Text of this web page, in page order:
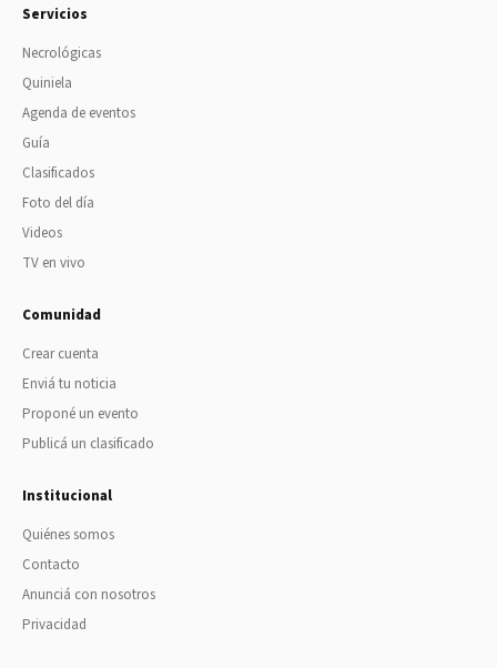
Servicios
Necrológicas
Quiniela
Agenda de eventos
Guía
Clasificados
Foto del día
Videos
TV en vivo
Comunidad
Crear cuenta
Enviá tu noticia
Proponé un evento
Publicá un clasificado
Institucional
Quiénes somos
Contacto
Anunciá con nosotros
Privacidad